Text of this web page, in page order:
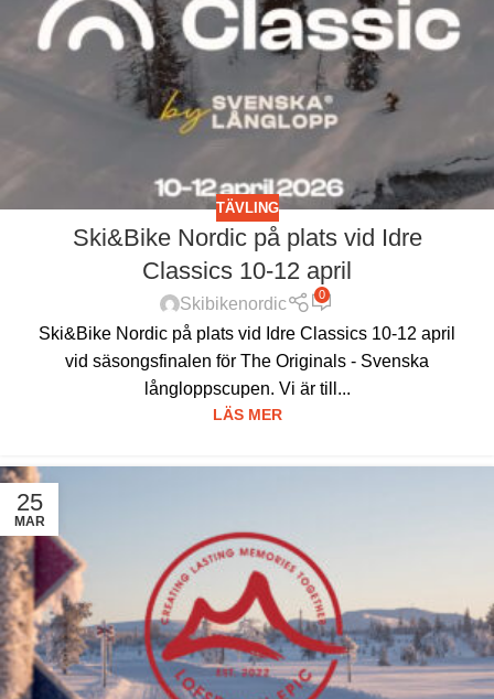
TÄVLING
Ski&Bike Nordic på plats vid Idre
Classics 10-12 april
Skibikenordic
0
Ski&Bike Nordic på plats vid Idre Classics 10-12 april
vid säsongsfinalen för The Originals - Svenska
långloppscupen. Vi är till...
LÄS MER
25
MAR